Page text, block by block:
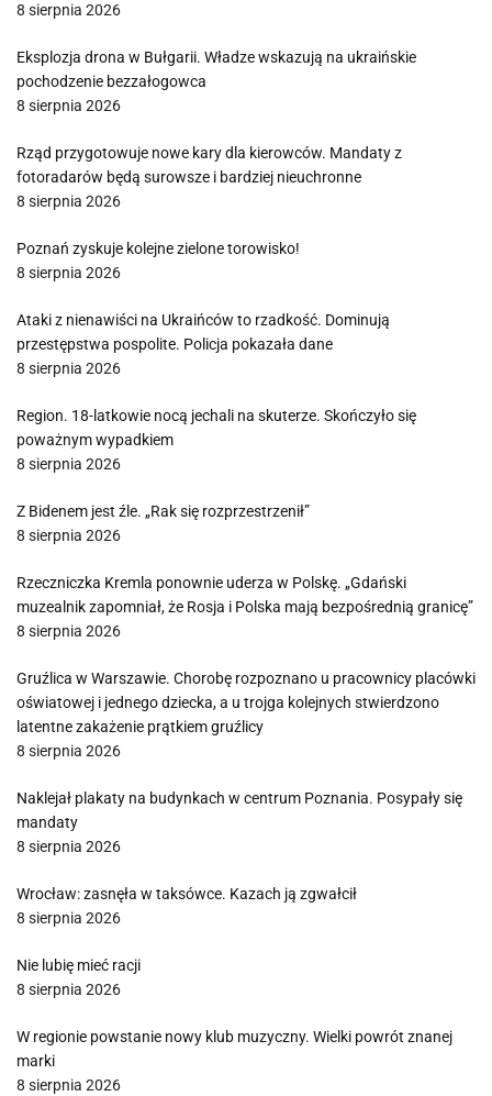
8 sierpnia 2026
Eksplozja drona w Bułgarii. Władze wskazują na ukraińskie
pochodzenie bezzałogowca
8 sierpnia 2026
Rząd przygotowuje nowe kary dla kierowców. Mandaty z
fotoradarów będą surowsze i bardziej nieuchronne
8 sierpnia 2026
Poznań zyskuje kolejne zielone torowisko!
8 sierpnia 2026
Ataki z nienawiści na Ukraińców to rzadkość. Dominują
przestępstwa pospolite. Policja pokazała dane
8 sierpnia 2026
Region. 18-latkowie nocą jechali na skuterze. Skończyło się
poważnym wypadkiem
8 sierpnia 2026
Z Bidenem jest źle. „Rak się rozprzestrzenił”
8 sierpnia 2026
Rzeczniczka Kremla ponownie uderza w Polskę. „Gdański
muzealnik zapomniał, że Rosja i Polska mają bezpośrednią granicę”
8 sierpnia 2026
Gruźlica w Warszawie. Chorobę rozpoznano u pracownicy placówki
oświatowej i jednego dziecka, a u trojga kolejnych stwierdzono
latentne zakażenie prątkiem gruźlicy
8 sierpnia 2026
Naklejał plakaty na budynkach w centrum Poznania. Posypały się
mandaty
8 sierpnia 2026
Wrocław: zasnęła w taksówce. Kazach ją zgwałcił
8 sierpnia 2026
Nie lubię mieć racji
8 sierpnia 2026
W regionie powstanie nowy klub muzyczny. Wielki powrót znanej
marki
8 sierpnia 2026